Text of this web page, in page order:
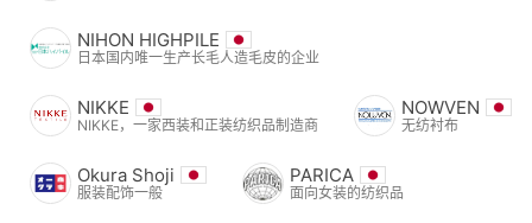
NIHON HIGHPILE
日本国内唯一生产长毛人造毛皮的企业
NIKKE
NIKKE，一家西装和正装纺织品制造商
NOWVEN
无纺衬布
Okura Shoji
服装配饰一般
PARICA
面向女装的纺织品